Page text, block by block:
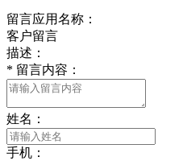
留言应用名称：
客户留言
描述：
* 留言内容：
姓名：
手机：